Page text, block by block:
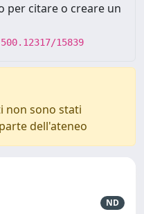
per citare o creare un
15839
non sono stati
dell'ateneo
ND